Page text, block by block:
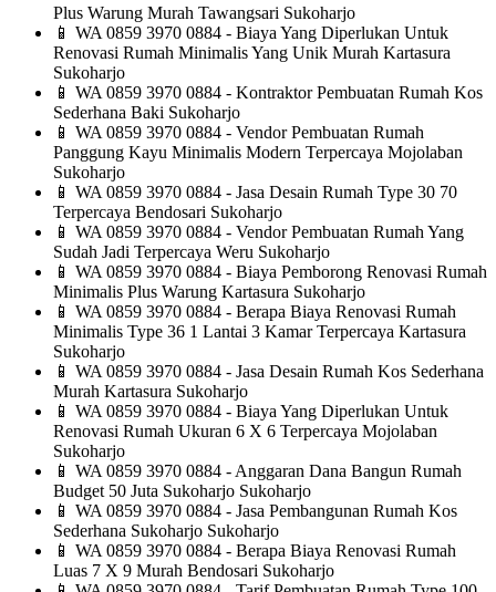
Plus Warung Murah Tawangsari Sukoharjo
📱 WA 0859 3970 0884 - Biaya Yang Diperlukan Untuk
Renovasi Rumah Minimalis Yang Unik Murah Kartasura
Sukoharjo
📱 WA 0859 3970 0884 - Kontraktor Pembuatan Rumah Kos
Sederhana Baki Sukoharjo
📱 WA 0859 3970 0884 - Vendor Pembuatan Rumah
Panggung Kayu Minimalis Modern Terpercaya Mojolaban
Sukoharjo
📱 WA 0859 3970 0884 - Jasa Desain Rumah Type 30 70
Terpercaya Bendosari Sukoharjo
📱 WA 0859 3970 0884 - Vendor Pembuatan Rumah Yang
Sudah Jadi Terpercaya Weru Sukoharjo
📱 WA 0859 3970 0884 - Biaya Pemborong Renovasi Rumah
Minimalis Plus Warung Kartasura Sukoharjo
📱 WA 0859 3970 0884 - Berapa Biaya Renovasi Rumah
Minimalis Type 36 1 Lantai 3 Kamar Terpercaya Kartasura
Sukoharjo
📱 WA 0859 3970 0884 - Jasa Desain Rumah Kos Sederhana
Murah Kartasura Sukoharjo
📱 WA 0859 3970 0884 - Biaya Yang Diperlukan Untuk
Renovasi Rumah Ukuran 6 X 6 Terpercaya Mojolaban
Sukoharjo
📱 WA 0859 3970 0884 - Anggaran Dana Bangun Rumah
Budget 50 Juta Sukoharjo Sukoharjo
📱 WA 0859 3970 0884 - Jasa Pembangunan Rumah Kos
Sederhana Sukoharjo Sukoharjo
📱 WA 0859 3970 0884 - Berapa Biaya Renovasi Rumah
Luas 7 X 9 Murah Bendosari Sukoharjo